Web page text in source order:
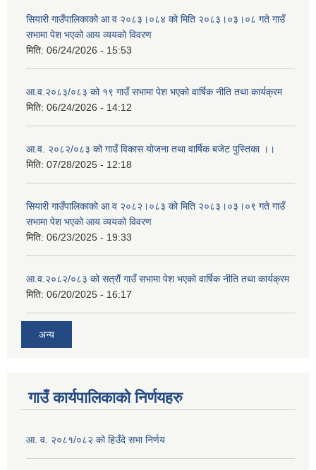
सियारी गाउँपालिकाको आ व २०८३।०८४ को मिति २०८३।०३।०८ गते गाउँ
सभामा पेश भएको आय व्ययको विवरण
मिति: 06/24/2026 - 15:53
आ.व.२०८३/०८३ को १९ गाउँ सभामा पेश भएको वार्षिक नीति तथा कार्यक्रम
मिति: 06/24/2026 - 14:12
आ.व. २०८२/०८३ को गाउँ विकास योजना तथा वार्षिक बजेट पुस्तिका ।।
मिति: 07/28/2025 - 12:18
सियारी गाउँपालिकाको आ व २०८२।०८३ को मिति २०८३।०३।०९ गते गाउँ
सभामा पेश भएको आय व्ययको विवरण
मिति: 06/23/2025 - 19:33
आ.व.२०८२/०८३ को सत्रौं गाउँ सभामा पेश भएको वार्षिक नीति तथा कार्यक्रम
मिति: 06/20/2025 - 16:17
अन्य
गाउँ कार्यपालिकाको निर्णयहरु
आ. व. २०८१/०८२ को हिउँदे सभा निर्णय